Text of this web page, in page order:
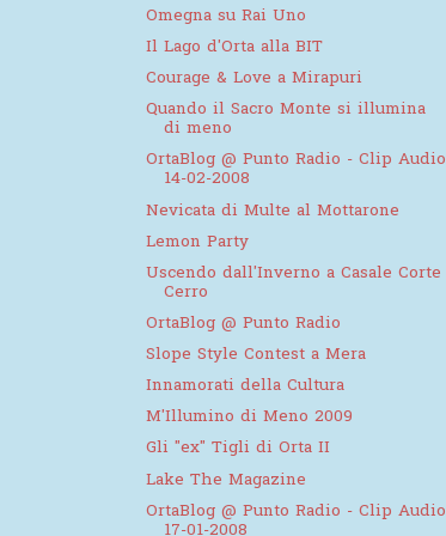
Omegna su Rai Uno
Il Lago d'Orta alla BIT
Courage & Love a Mirapuri
Quando il Sacro Monte si illumina
di meno
OrtaBlog @ Punto Radio - Clip Audio
14-02-2008
Nevicata di Multe al Mottarone
Lemon Party
Uscendo dall'Inverno a Casale Corte
Cerro
OrtaBlog @ Punto Radio
Slope Style Contest a Mera
Innamorati della Cultura
M'Illumino di Meno 2009
Gli "ex" Tigli di Orta II
Lake The Magazine
OrtaBlog @ Punto Radio - Clip Audio
17-01-2008